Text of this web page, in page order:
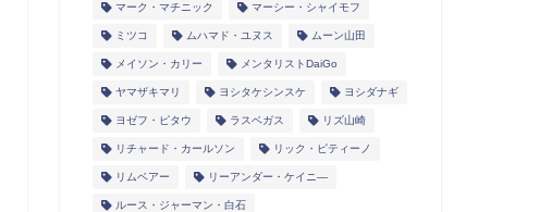
マーク・マチニック マーシー・シャイモフ
ミツコ ムハマド・ユヌス ムーン山田
メイソン・カリー メンタリストDaiGo
ヤマザキマリ ヨシタケシンスケ ヨシダナギ
ヨゼフ・ピタウ ラスベガス リズ山崎
リチャード・カールソン リック・ピティーノ
リムベアー リーアンダー・ケイニ―
ルース・ジャーマン・白石